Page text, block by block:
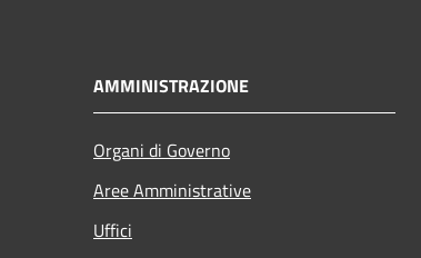
AMMINISTRAZIONE
Organi di Governo
Aree Amministrative
Uffici